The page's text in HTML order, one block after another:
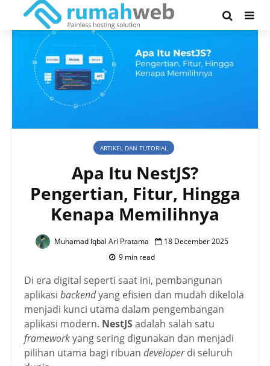
ARTIKEL DAN TUTORIAL
Apa Itu NestJS?
Pengertian, Fitur, Hingga
Kenapa Memilihnya
Muhamad Iqbal Ari Pratama
18 December 2025
9 min read
Di era digital seperti saat ini, pembangunan
aplikasi backendyang efisien dan mudah dikelola
menjadi kunci utama dalam pengembangan
aplikasi modern. NestJSadalah salah satu
frameworkyang sering digunakan dan menjadi
pilihan utama bagi ribuan developerdi seluruh